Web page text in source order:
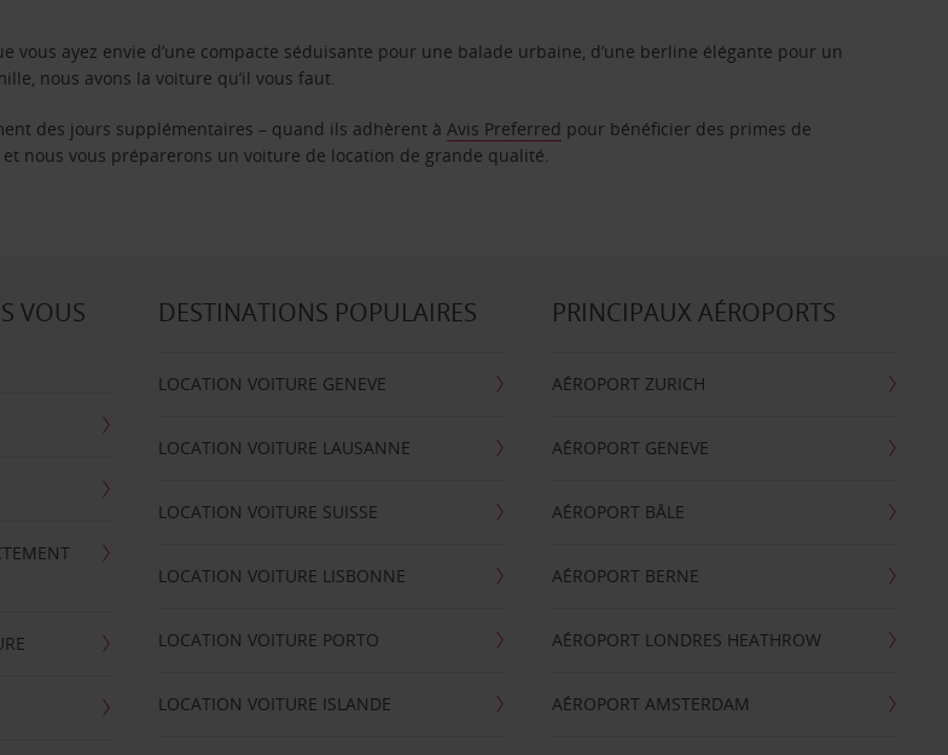
vous ayez envie d’une compacte séduisante pour une balade urbaine, d’une berline élégante pour un
nous avons la voiture qu’il vous faut.
des jours supplémentaires – quand ils adhèrent àAvis Preferred pour bénéficier des primes de
nous vous préparerons un voiture de location de grande qualité.
VOUS
DESTINATIONS POPULAIRES
LOCATION VOITURE GENEVE
LOCATION VOITURE LAUSANNE
LOCATION VOITURE SUISSE
LOCATION VOITURE LISBONNE
LOCATION VOITURE PORTO
LOCATION VOITURE ISLANDE
PRINCIPAUX AÉROPORTS
AÉROPORT ZURICH
AÉROPORT GENEVE
AÉROPORT BÂLE
AÉROPORT BERNE
AÉROPORT LONDRES HEATHROW
AÉROPORT AMSTERDAM